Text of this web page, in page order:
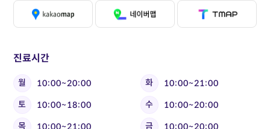
진료시간
월 10:00~20:00 화
10:00~21:00
토
10:00~18:00 수
10:00~20:00
목
10:00~21:00 금 10:00~20:00